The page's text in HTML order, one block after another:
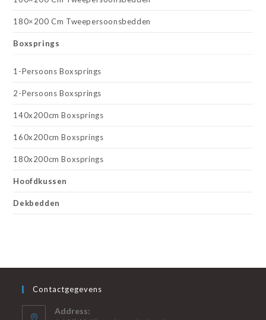
180×200 Cm Tweepersoonsbedden
Boxsprings
1-Persoons Boxsprings
2-Persoons Boxsprings
140x200cm Boxsprings
160x200cm Boxsprings
180x200cm Boxsprings
Hoofdkussen
Dekbedden
Contactgegevens
Address: